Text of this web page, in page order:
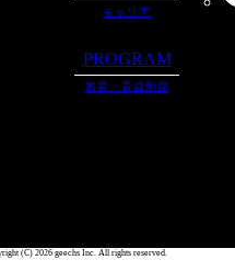
キャリア
PROGRAM
教育・育成制度
(C) 2026 geechs Inc. All rights reserved.